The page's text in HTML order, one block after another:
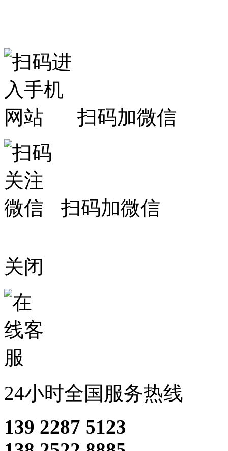
扫码加微信
扫码加微信
关闭
24小时全国服务热线
139 2287 5123